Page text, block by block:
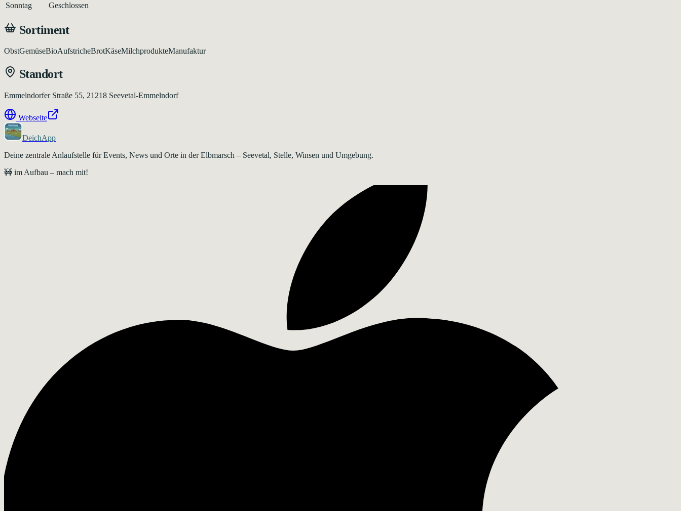
Sonntag
Geschlossen
Sortiment
ObstGemüseBioAufstricheBrotKäseMilchprodukteManufaktur
Standort
Emmelndorfer Straße 55, 21218 Seevetal-Emmelndorf
Webseite
DeichApp
Deine zentrale Anlaufstelle für Events, News und Orte in der Elbmarsch – Seevetal, Stelle, Winsen und Umgebung.
🚧 im Aufbau – mach mit!